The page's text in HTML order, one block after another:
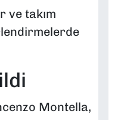
ve takım
Montella,